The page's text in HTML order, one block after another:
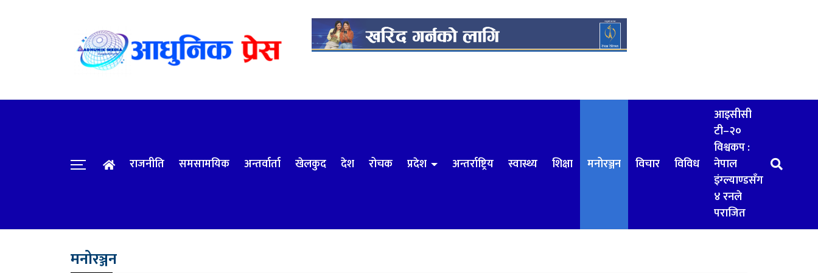
राजनीति समसामयिक अन्तर्वार्ता खेलकुद देश रोचक प्रदेश अन्तर्राष्ट्रिय स्वास्थ्य शिक्षा मनोरञ्जन विचार विविध
आइसीसी
टी–२०
विश्वकप :
नेपाल
इंग्ल्याण्डसँग
४ रनले
पराजित
मनोरञ्जन